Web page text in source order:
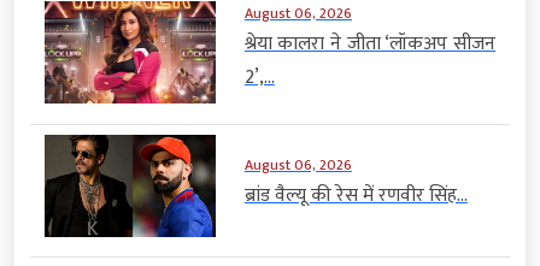
August 06, 2026
श्रेया कालरा ने जीता ‘लॉकअप सीजन
2’,...
August 06, 2026
ब्रांड वैल्यू की रेस में रणवीर सिंह...